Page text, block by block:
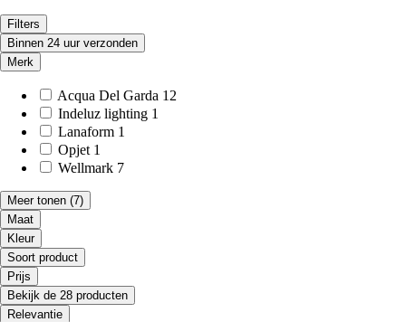
Filters
Binnen 24 uur verzonden
Merk
Acqua Del Garda 12
Indeluz lighting 1
Lanaform 1
Opjet 1
Wellmark 7
Meer tonen (7)
Maat
Kleur
Soort product
Prijs
Bekijk de 28 producten
Relevantie